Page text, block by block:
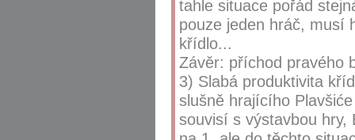
tahle situace pořád
pouze jeden hráč, musí
křídlo...
Závěr: příchod pravého
3) Slabá produktivita
slušně hrajícího
souvisí s výstavbou hry,